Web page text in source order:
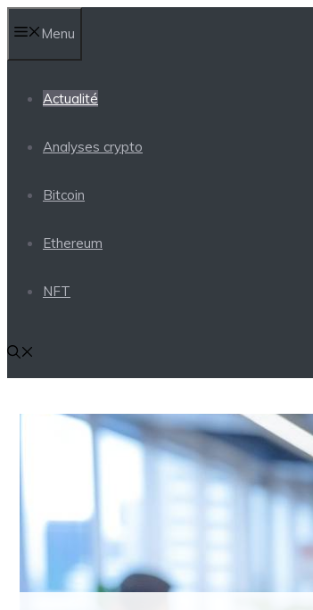
au
contenu
Menu
Actualité
Analyses crypto
Bitcoin
Ethereum
NFT